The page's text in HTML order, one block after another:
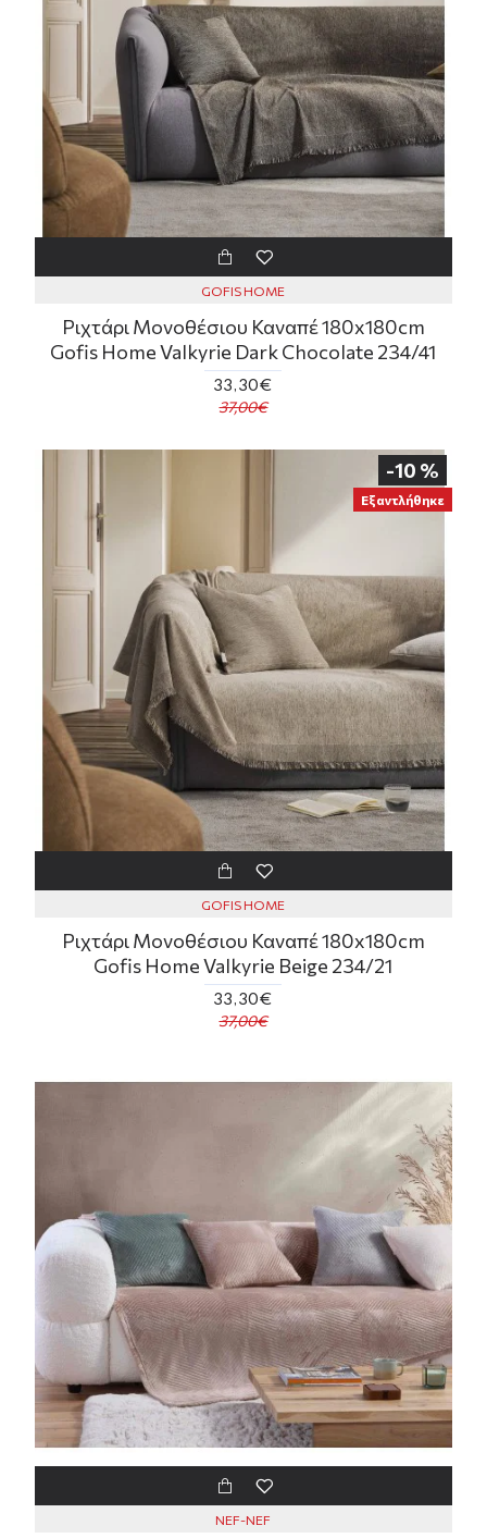
GOFIS HOME
Ριχτάρι Μονοθέσιου Καναπέ 180x180cm
Gofis Home Valkyrie Dark Chocolate 234/41
33,30€
37,00€
-10 %
Εξαντλήθηκε
GOFIS HOME
Ριχτάρι Μονοθέσιου Καναπέ 180x180cm
Gofis Home Valkyrie Beige 234/21
33,30€
37,00€
NEF-NEF